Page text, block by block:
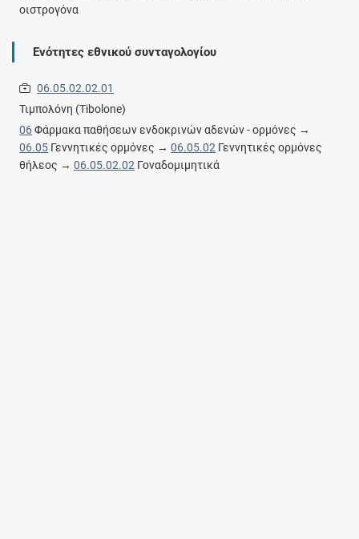
οιστρογόνα
Ενότητες εθνικού συνταγολογίου
06.05.02.02.01
Τιμπολόνη (Tibolone)
06Φάρμακα παθήσεων ενδοκρινών αδενών - ορμόνες →
06.05 Γεννητικές ορμόνες →06.05.02 Γεννητικές ορμόνες
θήλεος →06.05.02.02 Γοναδομιμητικά